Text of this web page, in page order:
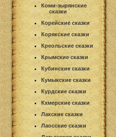
Коми-зырянские
сказки
Корейские сказки
Корякские сказки
Креольские сказки
Крымские сказки
Кубинские сказки
Кумыкские сказки
Курдские сказки
Кхмерские сказки
Лакские сказки
Лаосские сказки